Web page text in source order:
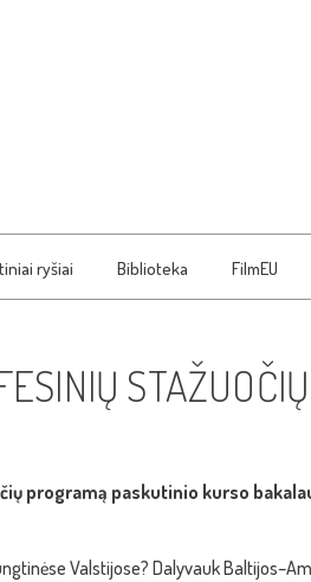
ryšiai Biblioteka FilmEU
programą paskutinio kurso
Valstijose? Dalyvauk